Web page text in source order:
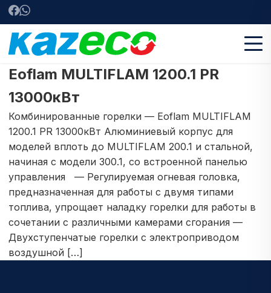
Eoflam MULTIFLAM 1200.1 PR
13000кВт
Комбинированные горелки — Eoflam MULTIFLAM
1200.1 PR 13000кВт Алюминиевый корпус для
моделей вплоть до MULTIFLAM 200.1 и стальной,
начиная с модели 300.1, со встроенной панелью
управления — Регулируемая огневая головка,
предназначенная для работы с двумя типами
топлива, упрощает наладку горелки для работы в
сочетании с различными камерами сгорания —
Двухступенчатые горелки с электроприводом
воздушной […]